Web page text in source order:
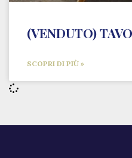
(VENDUTO)
SCOPRI DI PIÙ »